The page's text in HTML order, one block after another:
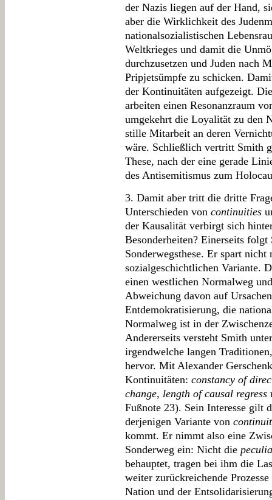
der Nazis liegen auf der Hand,
aber die Wirklichkeit des
nationalsozialistischen
Weltkrieges und damit die
durchzusetzen und Juden nach
Pripjetsümpfe zu schicken.
der Kontinuitäten aufgezeigt.
arbeiten einen Resonanzraum
umgekehrt die Loyalität zu den
stille Mitarbeit an deren
wäre. Schließlich vertritt Smith
These, nach der eine gerade
des Antisemitismus zum
3. Damit aber tritt die dritte
Unterschieden von continuities
der Kausalität verbirgt sich
Besonderheiten? Einerseits
Sonderwegsthese. Er spart
sozialgeschichtlichen Variante.
einen westlichen Normalweg
Abweichung davon auf
Entdemokratisierung, die
Normalweg ist in der
Andererseits versteht Smith
irgendwelche langen
hervor. Mit Alexander
Kontinuitäten: constancy of
change, length of causal regress
Fußnote 23). Sein Interesse gilt
derjenigen Variante von
kommt. Er nimmt also eine
Sonderweg ein: Nicht die
behauptet, tragen bei ihm die
weiter zurückreichende
Nation und der